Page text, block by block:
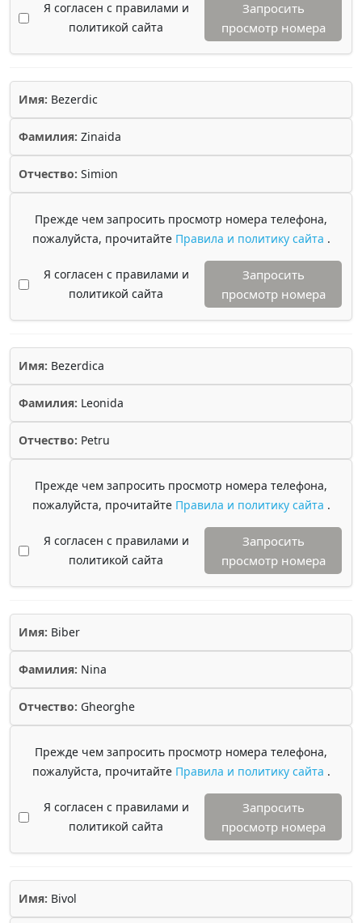
Я согласен с правилами и
политикой сайта
Запросить
просмотр номера
Имя: Bezerdic
Фамилия: Zinaida
Отчество: Simion
Прежде чем запросить просмотр номера телефона,
пожалуйста, прочитайте Правила и политику сайта .
Я согласен с правилами и
политикой сайта
Запросить
просмотр номера
Имя: Bezerdica
Фамилия: Leonida
Отчество: Petru
Прежде чем запросить просмотр номера телефона,
пожалуйста, прочитайте Правила и политику сайта .
Я согласен с правилами и
политикой сайта
Запросить
просмотр номера
Имя: Biber
Фамилия: Nina
Отчество: Gheorghe
Прежде чем запросить просмотр номера телефона,
пожалуйста, прочитайте Правила и политику сайта .
Я согласен с правилами и
политикой сайта
Запросить
просмотр номера
Имя: Bivol